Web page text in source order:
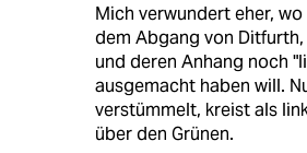
Mich verwundert eher,
dem Abgang von
und deren Anhang noch
ausgemacht haben will.
verstümmelt, kreist als
über den Grünen.